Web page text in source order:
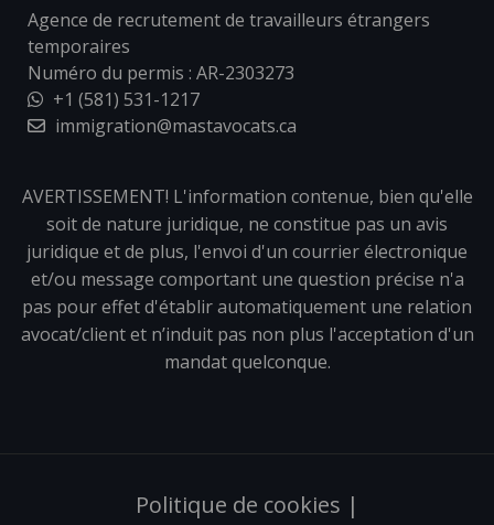
Agence de recrutement de travailleurs étrangers
temporaires
Numéro du permis : AR-2303273
+1 (581) 531-1217
immigration@mastavocats.ca
AVERTISSEMENT! L'information contenue, bien qu'elle
soit de nature juridique, ne constitue pas un avis
juridique et de plus, l'envoi d'un courrier électronique
et/ou message comportant une question précise n'a
pas pour effet d'établir automatiquement une relation
avocat/client et n’induit pas non plus l'acceptation d'un
mandat quelconque.
Politique de cookies |